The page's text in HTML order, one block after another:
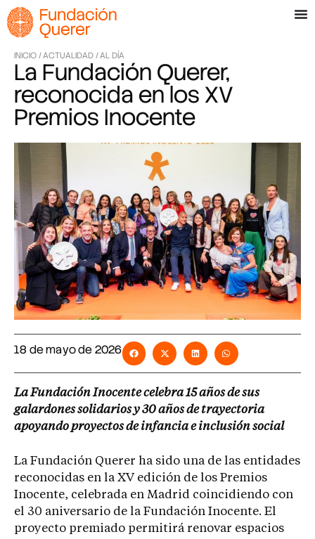
INICIO /ACTUALIDAD /AL DÍA
La Fundación Querer,
reconocida en los XV
Premios Inocente
18 de mayo de 2026
La Fundación Inocente celebra 15 años de sus
galardones solidarios y 30 años de trayectoria
apoyando proyectos de infancia e inclusión social
La Fundación Querer ha sido una de las entidades
reconocidas en la XV edición de los Premios
Inocente, celebrada en Madrid coincidiendo con
el 30 aniversario de la Fundación Inocente. El
proyecto premiado permitirá renovar espacios